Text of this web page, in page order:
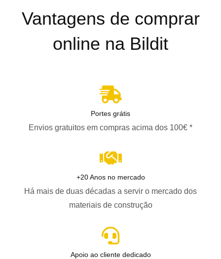
Vantagens de comprar
online na Bildit
Portes grátis
Envios gratuitos em compras acima dos 100€ *
+20 Anos no mercado
Há mais de duas décadas a servir o mercado dos
materiais de construção
Apoio ao cliente dedicado